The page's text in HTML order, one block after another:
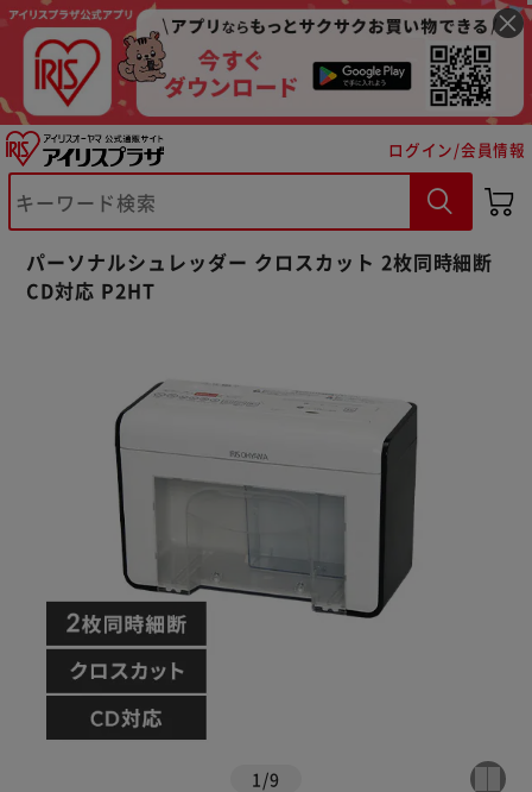
ログイン/会員情報
パーソナルシュレッダー クロスカット 2枚同時細断
CD対応 P2HT
1 /9
※ご確認ください
カートに入れる 購入手続きへ